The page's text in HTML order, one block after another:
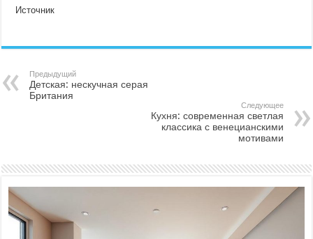
Источник
Предыдущий
Детская: нескучная серая
Британия
Следующее
Кухня: современная светлая
классика с венецианскими
мотивами